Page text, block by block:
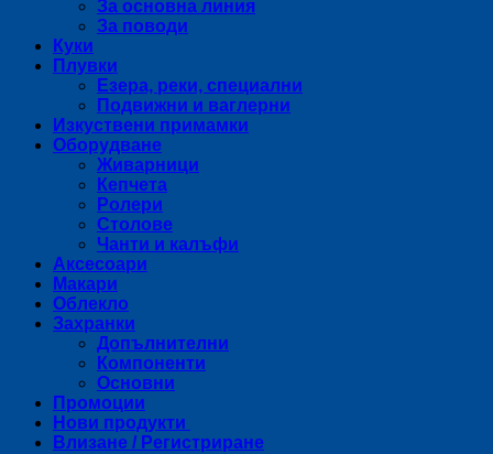
За основна линия
За поводи
Куки
Плувки
Езера, реки, специални
Подвижни и ваглерни
Изкуствени примамки
Оборудване
Живарници
Кепчета
Ролери
Столове
Чанти и калъфи
Аксесоари
Макари
Облекло
Захранки
Допълнителни
Компоненти
Основни
Промоции
Нови продукти
Влизане / Регистриране